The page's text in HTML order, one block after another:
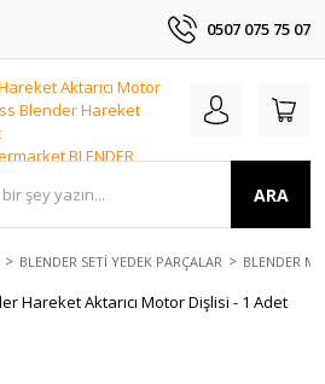
0507 075 75 07
ARA
BLENDER SETİ YEDEK PARÇALAR BLENDER